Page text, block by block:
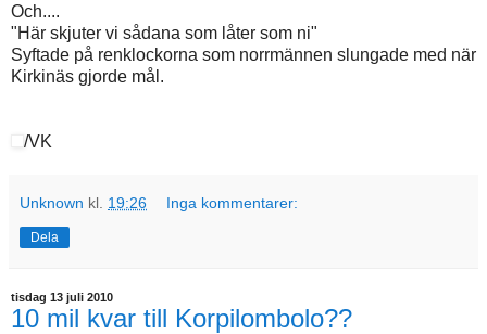
Och....
"Här skjuter vi sådana som låter som ni"
Syftade på renklockorna som norrmännen slungade med när
Kirkinäs gjorde mål.
/VK
Unknown kl. 19:26 Inga kommentarer:
Dela
tisdag 13 juli 2010
10 mil kvar till Korpilombolo??